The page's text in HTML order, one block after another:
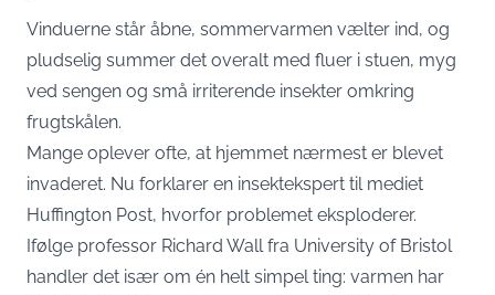
Vinduerne står åbne, sommervarmen vælter ind, og
pludselig summer det overalt med fluer i stuen, myg
ved sengen og små irriterende insekter omkring
frugtskålen.
Mange oplever ofte, at hjemmet nærmest er blevet
invaderet. Nu forklarer en insektekspert til mediet
Huffington Post, hvorfor problemet eksploderer.
Ifølge professor Richard Wall fra University of Bristol
handler det især om én helt simpel ting: varmen har